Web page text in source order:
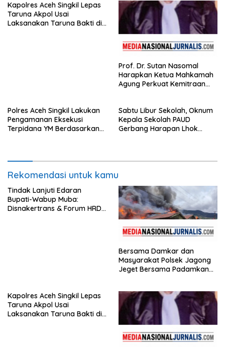
Kapolres Aceh Singkil Lepas
Taruna Akpol Usai
Laksanakan Taruna Bakti di
Prof. Dr. Sutan Nasomal
Harapkan Ketua Mahkamah
Agung Perkuat Kemitraan
Watansoppeng
Polres Aceh Singkil Lakukan
Pengamanan Eksekusi
Terpidana YM Berdasarkan
Sabtu Libur Sekolah, Oknum
Kepala Sekolah PAUD
Gerbang Harapan Lhok
APH Lidik Anggaran
Rekomendasi untuk kamu
Tindak Lanjuti Edaran
Bupati-Wabup Muba:
Disnakertrans & Forum HRD
Bersama Damkar dan
Masyarakat Polsek Jagong
Jeget Bersama Padamkan
Kapolres Aceh Singkil Lepas
Taruna Akpol Usai
Laksanakan Taruna Bakti di